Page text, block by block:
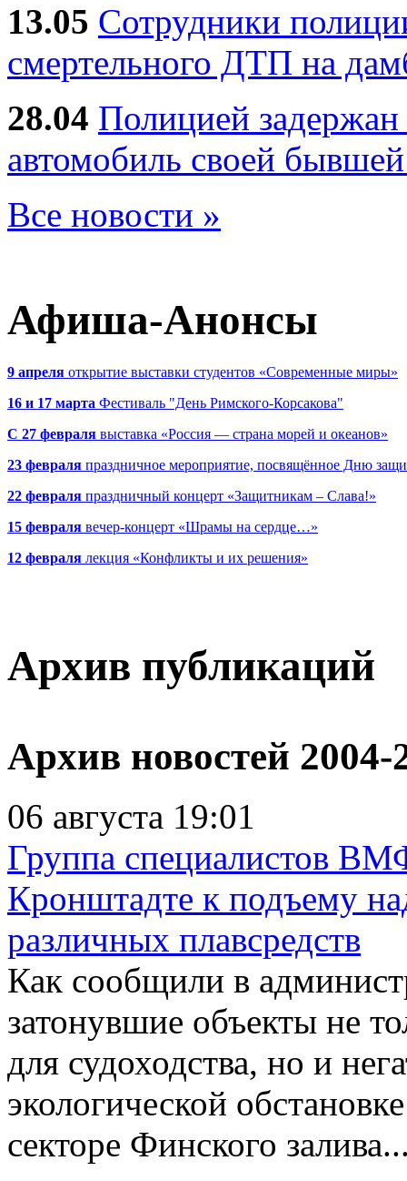
13.05 Сотрудники
смертельного ДТП на
28.04 Полицией
автомобиль своей
Все новости »
Афиша-Анонсы
9 апреля открытие выставки студентов «Современные миры»
16 и 17 марта Фестиваль "День Римского-Корсакова"
С 27 февраля выставка «Россия — страна морей и океанов»
23 февраля праздничное мероприятие, посвящённое Дню
22 февраля праздничный концерт «Защитникам – Слава!»
15 февраля вечер-концерт «Шрамы на сердце…»
12 февраля лекция «Конфликты и их решения»
Архив публикаций
Архив новостей 2004-
06 августа 19:01
Группа специалистов
Кронштадте к подъему
различных плавсредств
Как сообщили в
затонувшие объекты не
для судоходства, но и
экологической
секторе Финского